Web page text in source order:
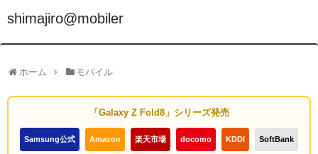
shimajiro@mobiler
ホーム モバイル
「Galaxy Z Fold8」シリーズ発売
Samsung公式 Amazon 楽天市場 docomo KDDI SoftBank